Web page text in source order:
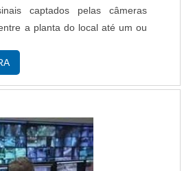
captados pelas câmeras
a planta do local até um ou
DO SISTEMA Com o uso da